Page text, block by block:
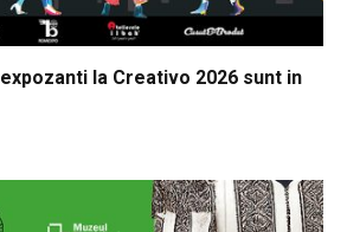
la Creativo 2026 sunt in